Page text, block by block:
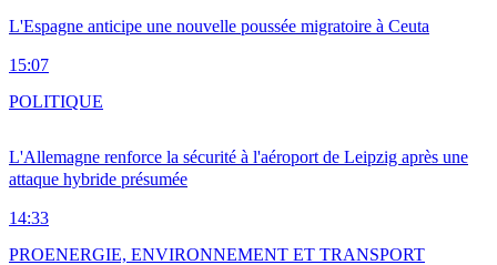
L'Espagne anticipe une nouvelle poussée migratoire à Ceuta
15:07
L'Allemagne renforce la sécurité à l'aéroport de Leipzig après une
attaque hybride présumée
14:33
POLITIQUE
PROENERGIE, ENVIRONNEMENT ET TRANSPORT